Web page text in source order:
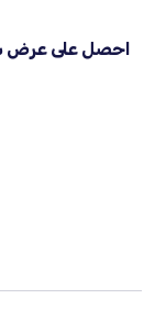
احصل على عرض